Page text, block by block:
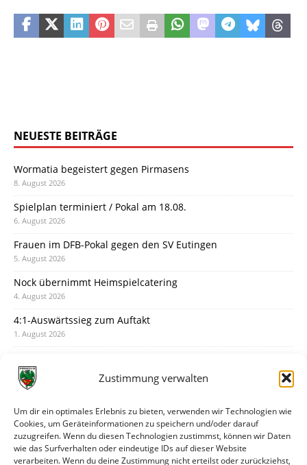
Zustimmung verwalten
Um dir ein optimales Erlebnis zu bieten, verwenden wir Technologien wie
Cookies, um Geräteinformationen zu speichern und/oder darauf
zuzugreifen. Wenn du diesen Technologien zustimmst, können wir Daten
wie das Surfverhalten oder eindeutige IDs auf dieser Website
verarbeiten. Wenn du deine Zustimmung nicht erteilst oder zurückziehst,
NEUESTE BEITRÄGE
Wormatia begeistert gegen Pirmasens
8. August 2026
Spielplan terminiert / Pokal am 18.08.
6. August 2026
Frauen im DFB-Pokal gegen den SV Eutingen
5. August 2026
Nock übernimmt Heimspielcatering
4. August 2026
4:1-Auswärtssieg zum Auftakt
1. August 2026
31. Juli 2026
30. Juli 2026
Deine Spielminute: 89+1
28. Juli 2026